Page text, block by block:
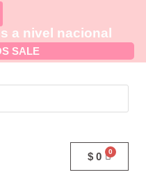
a nivel nacional
SALE
$ 0